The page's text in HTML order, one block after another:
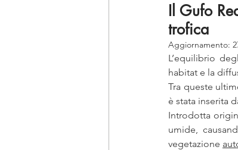
Il Gufo
trofica
Aggiornamento:
L’equilibrio
habitat e la
Tra queste
è stata inserita
Introdotta
umide,
vegetazione